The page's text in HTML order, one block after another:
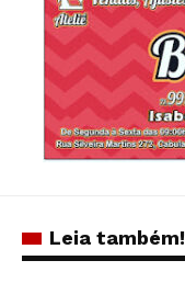
Leia também!